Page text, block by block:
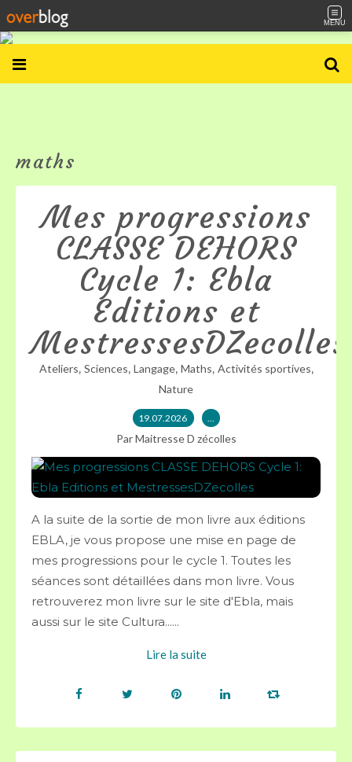
MENU
maths
Mes progressions
CLASSE DEHORS
Cycle 1: Ebla
Editions et
MestressesDZecolles
Ateliers, Sciences, Langage, Maths, Activités sportives,
Nature
19.07.2026 …
Par Maitresse D zécolles
A la suite de la sortie de mon livre aux éditions
EBLA, je vous propose une mise en page de
mes progressions pour le cycle 1. Toutes les
séances sont détaillées dans mon livre. Vous
retrouverez mon livre sur le site d'Ebla, mais
aussi sur le site Cultura......
Lire la suite